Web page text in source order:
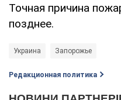
Точная причина
позднее.
Украина Запорожье
Редакционная политика